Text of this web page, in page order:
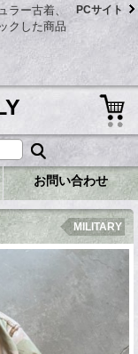
ラー古着、
クした商品
PCサイト
お問い合わせ
MILITARY